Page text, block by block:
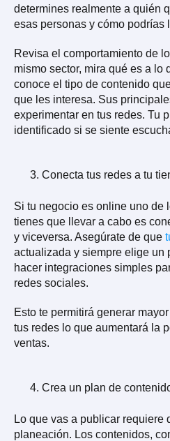
determines realmente a quién
esas personas y cómo podrías
Revisa el comportamiento de
mismo sector, mira qué es a lo
conoce el tipo de contenido
que les interesa. Sus
experimentar en tus redes. Tu
identificado si se siente
Conecta tus redes a tu
Si tu negocio es online uno de
tienes que llevar a cabo es
y viceversa. Asegúrate de que
actualizada y siempre elige un
hacer integraciones simples
redes sociales.
Esto te permitirá generar
tus redes lo que aumentará la
ventas.
Crea un plan de
Lo que vas a publicar requiere
planeación. Los contenidos,